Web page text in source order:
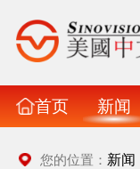
首页 新闻
您的位置： 新闻